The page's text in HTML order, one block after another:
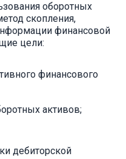
оборотных
скопления,
финансовой
цели:
финансового
активов;
дебиторской